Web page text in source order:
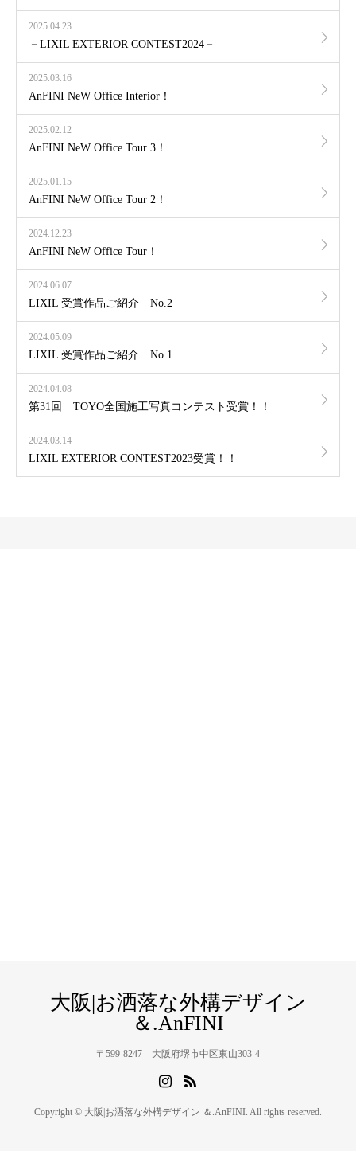
2025.04.23
－LIXIL EXTERIOR CONTEST2024－
2025.03.16
AnFINI NeW Office Interior！
2025.02.12
AnFINI NeW Office Tour 3！
2025.01.15
AnFINI NeW Office Tour 2！
2024.12.23
AnFINI NeW Office Tour！
2024.06.07
LIXIL 受賞作品ご紹介 No.2
2024.05.09
LIXIL 受賞作品ご紹介 No.1
2024.04.08
第31回 TOYO全国施工写真コンテスト受賞！！
2024.03.14
LIXIL EXTERIOR CONTEST2023受賞！！
大阪|お洒落な外構デザイン
＆.AnFINI
〒599-8247 大阪府堺市中区東山303-4
Copyright © 大阪|お洒落な外構デザイン ＆.AnFINI. All rights reserved.